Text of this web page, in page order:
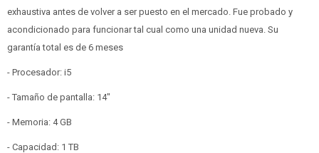
exhaustiva antes de volver a ser puesto en el mercado. Fue probado y
acondicionado para funcionar tal cual como una unidad nueva. Su
garantía total es de 6 meses
- Procesador: i5
- Tamaño de pantalla: 14"
- Memoria: 4 GB
- Capacidad: 1 TB